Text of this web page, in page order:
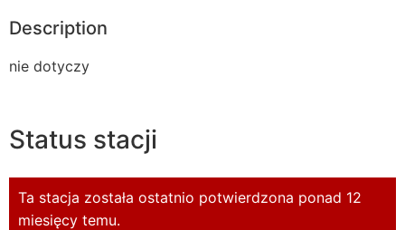
Description
nie dotyczy
Status stacji
Ta stacja została ostatnio potwierdzona ponad 12
miesięcy temu.